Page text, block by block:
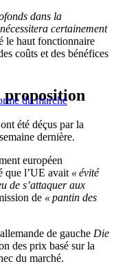
dans la
certainement
le haut fonctionnaire
coûts et des bénéfices
du marché
proposition
été déçus par la
dernière.
européen
que l’UE avait « évité
de s’attaquer aux
de « pantin des
de gauche Die
des prix basé sur la
du marché.